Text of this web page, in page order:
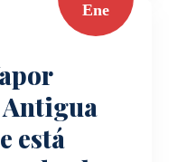
Ene
está